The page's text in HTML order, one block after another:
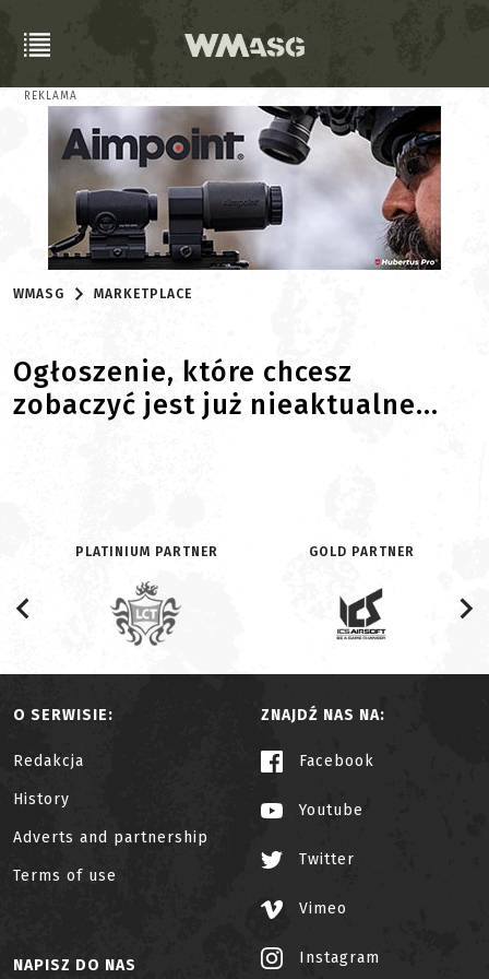
REKLAMA
WMASG MARKETPLACE
Ogłoszenie, które chcesz
zobaczyć jest już nieaktualne...
PLATINIUM PARTNER GOLD PARTNER
O SERWISIE:
Redakcja
History
Adverts and partnership
Terms of use
ZNAJDŹ NAS NA:
Facebook
Youtube
Twitter
Vimeo
Instagram
NAPISZ DO NAS